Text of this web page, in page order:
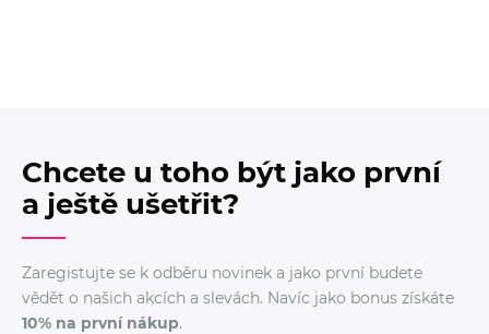
Chcete u toho být jako první
a ještě ušetřit?
Zaregistujte se k odběru novinek a jako první budete
vědět o našich akcích a slevách. Navíc jako bonus získáte
10% na první nákup.